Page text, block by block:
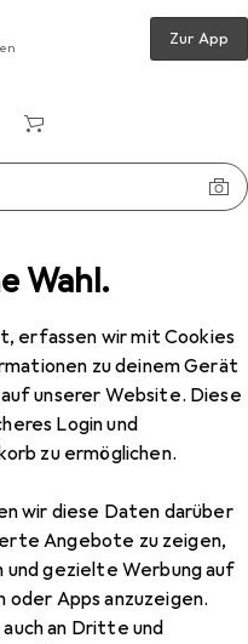
Wahl.
erfassen wir mit Cookies
zu deinem Gerät
unserer Website. Diese
Login und
zu ermöglichen.
wir diese Daten darüber
Angebote zu zeigen,
gezielte Werbung auf
oder Apps anzuzeigen.
an Dritte und
Zur App
vidaXL Jatenus
Jatenus
zum Produkt vidaXL
+ Schutzpuffer.